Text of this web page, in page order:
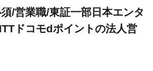
/営業職/東証一部日本エンタ
ドコモdポイントの法人営